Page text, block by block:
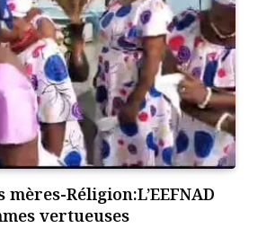
Réligion:L’EEFNAD
vertueuses